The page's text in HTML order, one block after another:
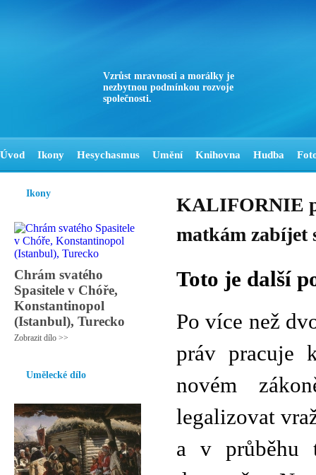
Vzrůst mravnosti a morálky je
nezbytnou podmínkou rozvoje
společnosti.
Úvod Ikony Hesychasmus Umění Knihovna Hudba
Ikony
Chrám svatého
Spasitele v Chóře,
Konstantinopol
(Istanbul), Turecko
Zobrazit dílo >>
Umělecké dílo
KALIFORNIE
matkám zabíjet
Toto je další
Po více než
práv pracuje
novém
legalizovat
a v průběhu